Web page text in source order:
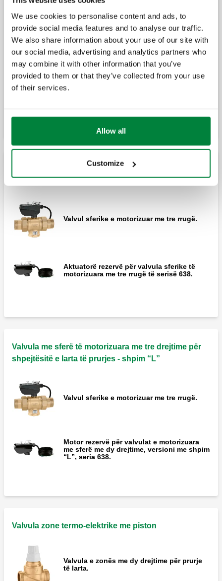
We use cookies to personalise content and ads, to
provide social media features and to analyse our traffic.
We also share information about your use of our site with
our social media, advertising and analytics partners who
may combine it with other information that you’ve
provided to them or that they’ve collected from your use
of their services.
Allow all
Customize
Aktuatorë rezervë për valvula sferike të
motorizuara me tre rrugë të serisë 638.
Kit izolimi për sistemet me ngrohje dhe me
ajër të kondicionuar.
Kit izolimi për sistemet me ngrohje dhe me
ajër të kondicionuar.
Valvula me sferë të motorizuara me tre drejtime për
shpejtësitë e larta të prurjes - shpim “T”
Valvul sferike e motorizuar me tre rrugë.
Aktuatorë rezervë për valvula sferike të
motorizuara me tre rrugë të serisë 638.
Valvula me sferë të motorizuara me tre drejtime për
shpejtësitë e larta të prurjes - shpim “L”
Valvul sferike e motorizuar me tre rrugë.
Motor rezervë për valvulat e motorizuara
me sferë me dy drejtime, versioni me shpim
“L”, seria 638.
Valvula zone termo-elektrike me piston
Valvula e zonës me dy drejtime për prurje
të larta.